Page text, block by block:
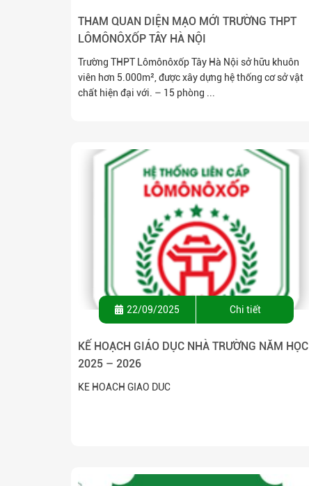
THAM QUAN DIỆN MẠO MỚI TRƯỜNG THPT
LÔMÔNÔXỐP TÂY HÀ NỘI
Trường THPT Lômônôxốp Tây Hà Nội sở hữu khuôn
viên hơn 5.000m², được xây dựng hệ thống cơ sở vật
chất hiện đại với. – 15 phòng ...
22/09/2025 Chi tiết
KẾ HOẠCH GIÁO DỤC NHÀ TRƯỜNG NĂM HỌC
2025 – 2026
KE HOACH GIAO DUC